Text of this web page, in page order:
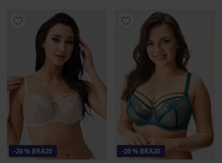
-20 % BRA20 -20 % BRA20